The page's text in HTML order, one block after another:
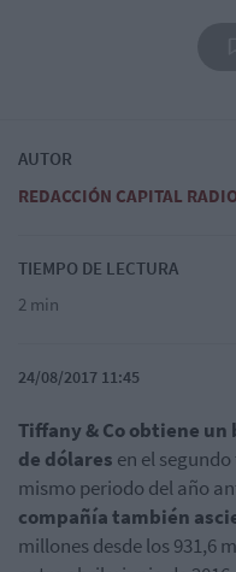
AUTOR
REDACCIÓN CAPITAL
TIEMPO DE LECTURA
2 min
24/08/2017 11:45
Tiffany & Co obtiene
de dólares en el
mismo periodo del año
compañía también
millones desde los 931,6